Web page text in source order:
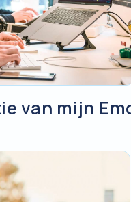
van mijn